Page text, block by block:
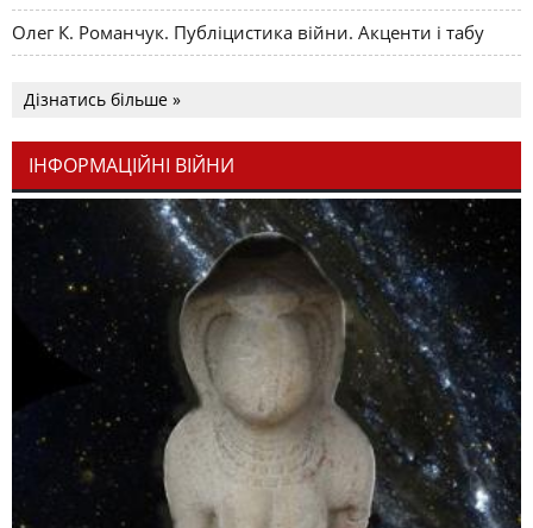
Олег К. Романчук. Публіцистика війни. Акценти і табу
Дізнатись більше »
ІНФОРМАЦІЙНІ ВІЙНИ